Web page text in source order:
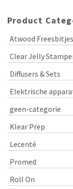
Product
Atwood Freesbitjes
Clear Jelly
Diffusers & Sets
Elektrische
geen-categorie
Klear Prep
Lecenté
Promed
Roll On